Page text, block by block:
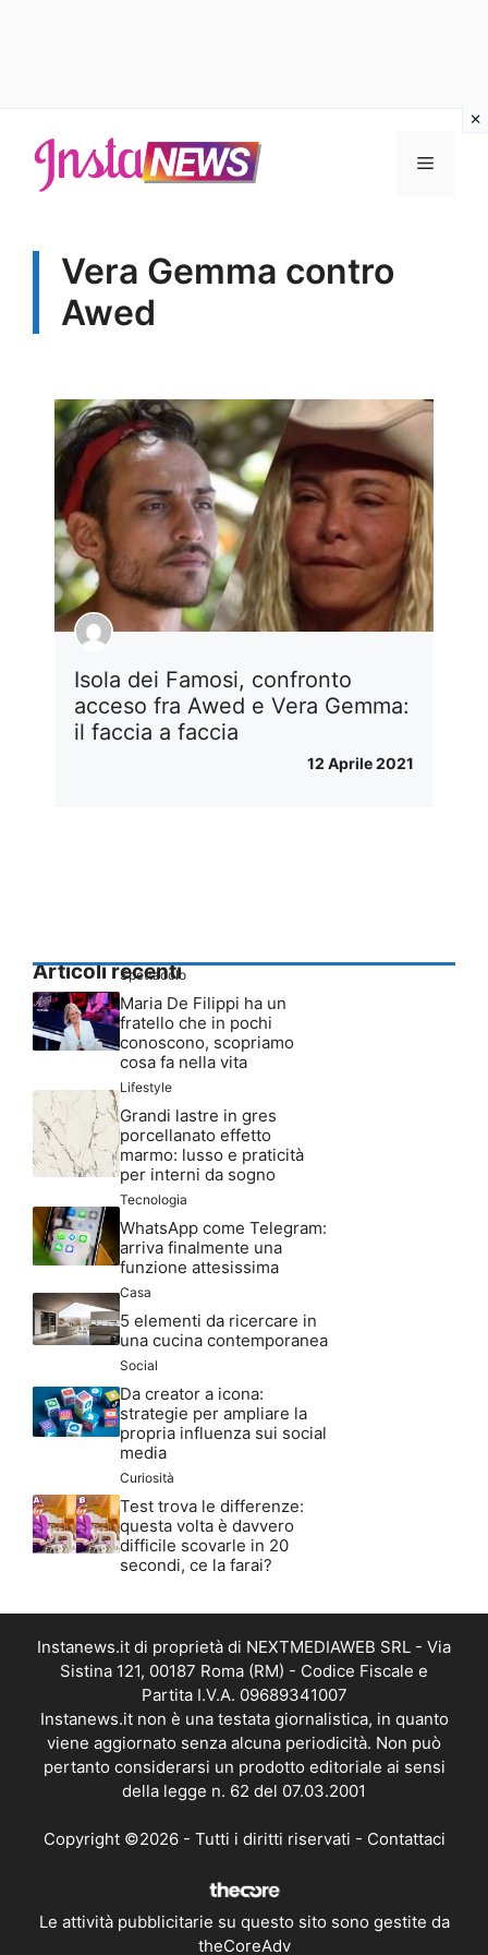
contenuto
Menu
Vera Gemma contro
Awed
Isola dei Famosi, confronto
acceso fra Awed e Vera Gemma:
il faccia a faccia
12 Aprile 2021
Articoli recenti
Spettacolo
Maria De Filippi ha un
fratello che in pochi
conoscono, scopriamo
cosa fa nella vita
Lifestyle
Grandi lastre in gres
porcellanato effetto
marmo: lusso e praticità
per interni da sogno
Tecnologia
WhatsApp come Telegram:
arriva finalmente una
funzione attesissima
Casa
5 elementi da ricercare in
una cucina contemporanea
Social
Da creator a icona:
strategie per ampliare la
propria influenza sui social
media
Curiosità
Test trova le differenze:
questa volta è davvero
difficile scovarle in 20
secondi, ce la farai?
Instanews.it di proprietà di NEXTMEDIAWEB SRL - Via
Sistina 121, 00187 Roma (RM) - Codice Fiscale e
Partita I.V.A. 09689341007
Instanews.it non è una testata giornalistica, in quanto
viene aggiornato senza alcuna periodicità. Non può
pertanto considerarsi un prodotto editoriale ai sensi
della legge n. 62 del 07.03.2001
Copyright ©2026 - Tutti i diritti riservati - Contattaci
Le attività pubblicitarie su questo sito sono gestite da
theCoreAdv